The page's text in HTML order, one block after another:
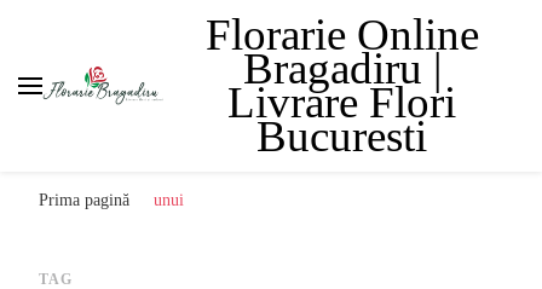
Florarie Online
Bragadiru |
Livrare Flori
Bucuresti
Prima pagină unui
TAG